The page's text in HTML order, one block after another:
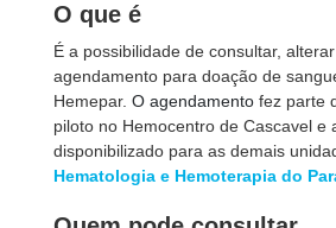
O que é
É a possibilidade de consultar,
agendamento para doação de
Hemepar. O agendamento fez parte
piloto no Hemocentro de Cascavel e
disponibilizado para as demais
Hematologia e Hemoterapia do